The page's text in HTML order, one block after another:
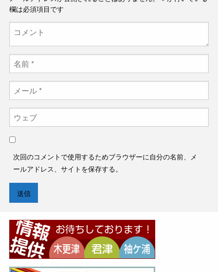
欄は必須項目です
次回のコメントで使用するためブラウザーに自分の名前、メ
ールアドレス、サイトを保存する。